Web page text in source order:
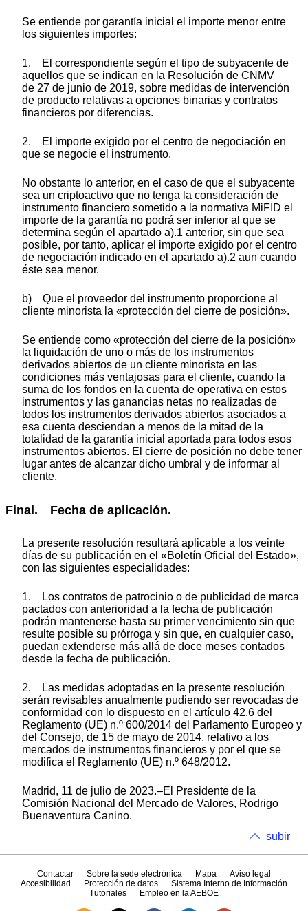
Se entiende por garantía inicial el importe menor entre
los siguientes importes:
1. El correspondiente según el tipo de subyacente de
aquellos que se indican en la Resolución de CNMV
de 27 de junio de 2019, sobre medidas de intervención
de producto relativas a opciones binarias y contratos
financieros por diferencias.
2. El importe exigido por el centro de negociación en
que se negocie el instrumento.
No obstante lo anterior, en el caso de que el subyacente
sea un criptoactivo que no tenga la consideración de
instrumento financiero sometido a la normativa MiFID el
importe de la garantía no podrá ser inferior al que se
determina según el apartado a).1 anterior, sin que sea
posible, por tanto, aplicar el importe exigido por el centro
de negociación indicado en el apartado a).2 aun cuando
éste sea menor.
b) Que el proveedor del instrumento proporcione al
cliente minorista la «protección del cierre de posición».
Se entiende como «protección del cierre de la posición»
la liquidación de uno o más de los instrumentos
derivados abiertos de un cliente minorista en las
condiciones más ventajosas para el cliente, cuando la
suma de los fondos en la cuenta de operativa en estos
instrumentos y las ganancias netas no realizadas de
todos los instrumentos derivados abiertos asociados a
esa cuenta desciendan a menos de la mitad de la
totalidad de la garantía inicial aportada para todos esos
instrumentos abiertos. El cierre de posición no debe tener
lugar antes de alcanzar dicho umbral y de informar al
cliente.
Final. Fecha de aplicación.
La presente resolución resultará aplicable a los veinte
días de su publicación en el «Boletín Oficial del Estado»,
con las siguientes especialidades:
1. Los contratos de patrocinio o de publicidad de marca
pactados con anterioridad a la fecha de publicación
podrán mantenerse hasta su primer vencimiento sin que
resulte posible su prórroga y sin que, en cualquier caso,
puedan extenderse más allá de doce meses contados
desde la fecha de publicación.
2. Las medidas adoptadas en la presente resolución
serán revisables anualmente pudiendo ser revocadas de
conformidad con lo dispuesto en el artículo 42.6 del
Reglamento (UE) n.º 600/2014 del Parlamento Europeo y
del Consejo, de 15 de mayo de 2014, relativo a los
mercados de instrumentos financieros y por el que se
modifica el Reglamento (UE) n.º 648/2012.
Madrid, 11 de julio de 2023.–El Presidente de la
Comisión Nacional del Mercado de Valores, Rodrigo
Buenaventura Canino.
subir
Contactar Sobre la sede electrónica Mapa
Aviso legal
Accesibilidad
Protección de datos
Sistema Interno de Información
Tutoriales
Empleo en la AEBOE